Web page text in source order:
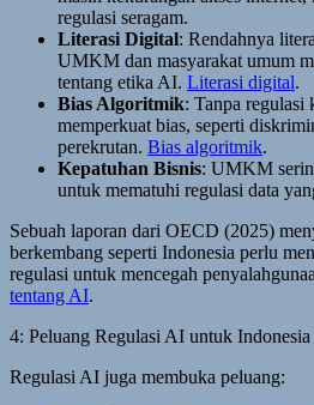
regulasi seragam.
Literasi Digital: Rendahnya
UMKM dan masyarakat umum
tentang etika AI. Literasi digital.
Bias Algoritmik: Tanpa regulasi
memperkuat bias, seperti
perekrutan. Bias algoritmik.
Kepatuhan Bisnis: UMKM
untuk mematuhi regulasi data
Sebuah laporan dari OECD (2025)
berkembang seperti Indonesia perlu
regulasi untuk mencegah
tentang AI.
4: Peluang Regulasi AI untuk Indonesia
Regulasi AI juga membuka peluang: